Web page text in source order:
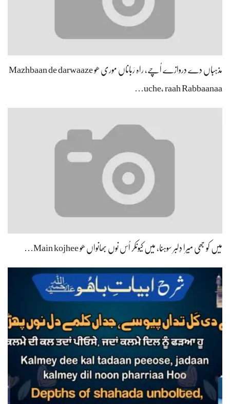
مذہباں دے دروازے اُچے، راہ رَباناں موری ھو Mazhbaan de darwaaze
uche, raah Rabbaanaa…
میں کو جھی میرا دِلبر سوہنا، میں کیونکر اُس نوں بھانواں ھو Main kojhee…